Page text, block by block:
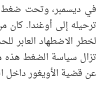
ترحيله إلى أوغندا.
لخطر الاضطهاد العابر
تزال سياسة الضغط هذه
عن قضية الأويغور داخل